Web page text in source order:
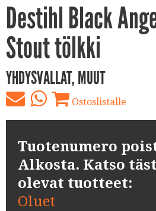
Destihl Black
Stout tölkki
YHDYSVALLAT, MUUT
Ostoslistalle
Tuotenumero
Alkosta. Katso
olevat tuotteet:
Oluet